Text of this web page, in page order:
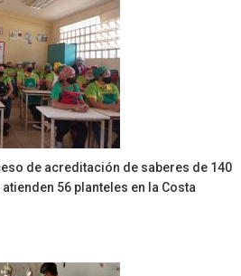
de acreditación de saberes de 140
56 planteles en la Costa